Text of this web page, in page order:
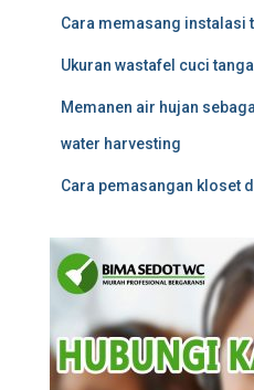
Cara memasang instalasi
Ukuran wastafel cuci
Memanen air hujan
water harvesting
Cara pemasangan kloset